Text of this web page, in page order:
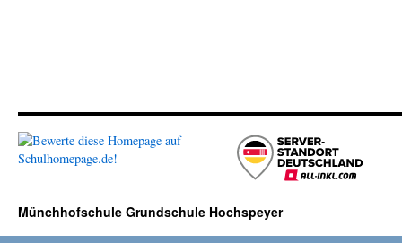
Münchhofschule Grundschule Hochspeyer